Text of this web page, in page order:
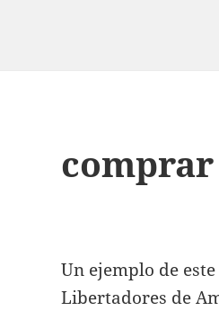
Un ejemplo de
Libertadores de